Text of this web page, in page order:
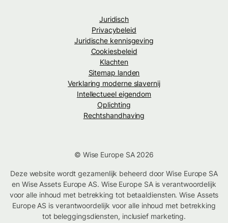
Juridisch
Privacybeleid
Juridische kennisgeving
Cookiesbeleid
Klachten
Sitemap landen
Verklaring moderne slavernij
Intellectueel eigendom
Oplichting
Rechtshandhaving
© Wise Europe SA 2026
Deze website wordt gezamenlijk beheerd door Wise Europe SA
en Wise Assets Europe AS. Wise Europe SA is verantwoordelijk
voor alle inhoud met betrekking tot betaaldiensten. Wise Assets
Europe AS is verantwoordelijk voor alle inhoud met betrekking
tot beleggingsdiensten, inclusief marketing.